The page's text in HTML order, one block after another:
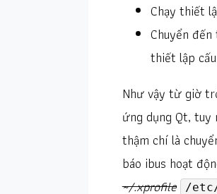
Chạy thiết
Chuyển
thiết lập
Như vậy từ giờ
ứng dụng Qt, tuy
thậm chí là
báo ibus hoạt
~/.xprofile
/